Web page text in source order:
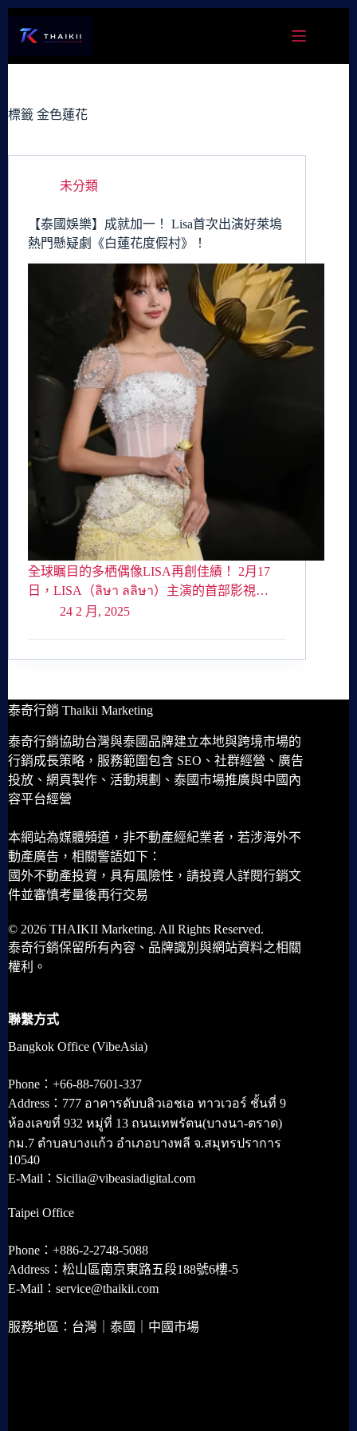
容
標籤 金色蓮花
未分類
【泰國娛樂】成就加一！ Lisa首次出演好萊塢
熱門懸疑劇《白蓮花度假村》！
全球瞩目的多栖偶像LISA再創佳績！ 2月17
日，LISA（ลิษา ลลิษา）主演的首部影視…
24 2 月, 2025
泰奇行銷 Thaikii Marketing
泰奇行銷協助台灣與泰國品牌建立本地與跨境市場的
行銷成長策略，服務範圍包含 SEO、社群經營、廣告
投放、網頁製作、活動規劃、泰國市場推廣與中國內
容平台經營
本網站為媒體頻道，非不動產經紀業者，若涉海外不
動產廣告，相關警語如下：
國外不動產投資，具有風險性，請投資人詳閱行銷文
件並審慎考量後再行交易
© 2026 THAIKII Marketing. All Rights Reserved.
泰奇行銷保留所有內容、品牌識別與網站資料之相關
權利。
聯繫方式
Bangkok Office (VibeAsia)
Phone：+66-88-7601-337
Address：777 อาคารดับบลิวเอชเอ ทาวเวอร์ ชั้นที่ 9
ห้องเลขที่ 932 หมู่ที่ 13 ถนนเทพรัตน(บางนา-ตราด)
กม.7 ตำบลบางแก้ว อำเภอบางพลี จ.สมุทรปราการ
10540
E-Mail：Sicilia@vibeasiadigital.com
Taipei Office
Phone：+886-2-2748-5088
Address：松山區南京東路五段188號6樓-5
E-Mail：service@thaikii.com
服務地區：台灣｜泰國｜中國市場